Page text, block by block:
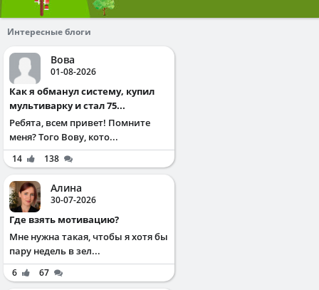
Интересные блоги
Вова
01-08-2026
Как я обманул систему, купил
мультиварку и стал 75...
Ребята, всем привет! Помните
меня? Того Вову, кото...
14 138
Алина
30-07-2026
Где взять мотивацию?
Мне нужна такая, чтобы я хотя бы
пару недель в зел...
6 67